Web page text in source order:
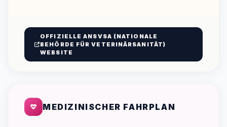
OFFIZIELLE ANSVSA (NATIONALE
BEHÖRDE FÜR VETERINÄRSANITÄT)
WEBSITE
MEDIZINISCHER FAHRPLAN